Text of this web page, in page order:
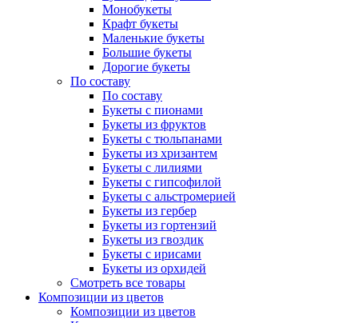
Монобукеты
Крафт букеты
Маленькие букеты
Большие букеты
Дорогие букеты
По составу
По составу
Букеты с пионами
Букеты из фруктов
Букеты с тюльпанами
Букеты из хризантем
Букеты с лилиями
Букеты с гипсофилой
Букеты с альстромерией
Букеты из гербер
Букеты из гортензий
Букеты из гвоздик
Букеты с ирисами
Букеты из орхидей
Смотреть все товары
Композиции из цветов
Композиции из цветов